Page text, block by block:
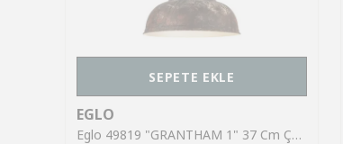
SEPETE EKLE
EGLO
Eglo 49819 "GRANTHAM 1" 37 Cm Çapında Çelik Antik Kahverengi, Bej Sarkıt Avize